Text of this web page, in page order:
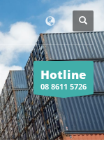
Hotline
08 8611 5726